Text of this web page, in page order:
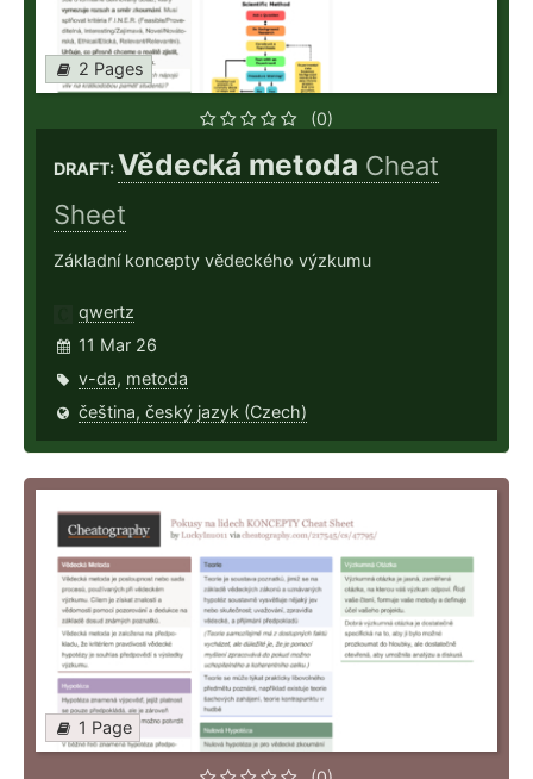
2 Pages
(0)
DRAFT:Vědecká metoda Cheat
Sheet
Základní koncepty vědeckého výzkumu
qwertz
11 Mar 26
v-da, metoda
čeština, český jazyk (Czech)
1 Page